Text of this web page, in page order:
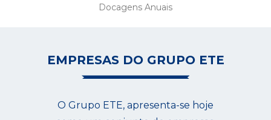
Docagens Anuais
EMPRESAS DO GRUPO ETE
O Grupo ETE, apresenta-se hoje